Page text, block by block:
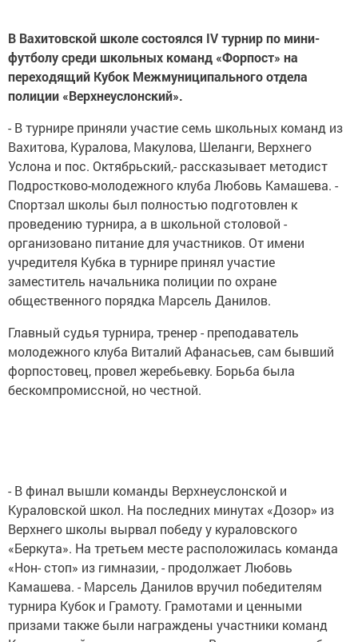
В Вахитовской школе состоялся IV турнир по мини-
футболу среди школьных команд «Форпост» на
переходящий Кубок Межмуниципального отдела
полиции «Верхнеуслонский».
- В турнире приняли участие семь школьных команд из
Вахитова, Куралова, Макулова, Шеланги, Верхнего
Услона и пос. Октябрьский,- рассказывает методист
Подростково-молодежного клуба Любовь Камашева. -
Спортзал школы был полностью подготовлен к
проведению турнира, а в школьной столовой -
организовано питание для участников. От имени
учредителя Кубка в турнире принял участие
заместитель начальника полиции по охране
общественного порядка Марсель Данилов.
Главный судья турнира, тренер - преподаватель
молодежного клуба Виталий Афанасьев, сам бывший
форпостовец, провел жеребьевку. Борьба была
бескомпромиссной, но честной.
- В финал вышли команды Верхнеуслонской и
Кураловской школ. На последних минутах «Дозор» из
Верхнего школы вырвал победу у кураловского
«Беркута». На третьем месте расположилась команда
«Нон- стоп» из гимназии, - продолжает Любовь
Камашева. - Марсель Данилов вручил победителям
турнира Кубок и Грамоту. Грамотами и ценными
призами также были награждены участники команд